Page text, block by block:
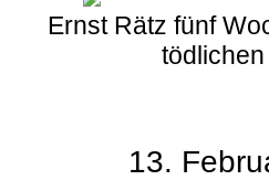
Ernst Rätz fünf
13.